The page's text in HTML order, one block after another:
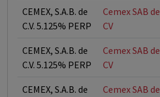
CEMEX, S.A.B. de
C.V. 5.125% PERP
Cemex SAB de
CV
CEMEX, S.A.B. de
C.V. 5.125% PERP
Cemex SAB de
CV
CEMEX, S.A.B. de
Cemex SAB de